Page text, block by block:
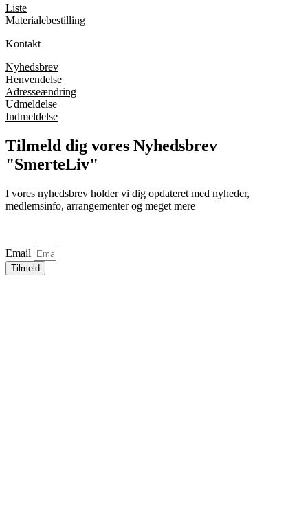
Liste
Materialebestilling
Kontakt
Nyhedsbrev
Henvendelse
Adresseændring
Udmeldelse
Indmeldelse
Tilmeld dig vores Nyhedsbrev
"SmerteLiv"
I vores nyhedsbrev holder vi dig opdateret med nyheder,
medlemsinfo, arrangementer og meget mere
Email
Tilmeld